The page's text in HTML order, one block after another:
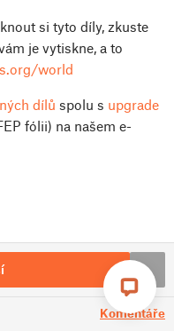
Komentáře
si tyto díly, zkuste
je vytiskne, a to
world
dílů spolu s upgrade
fólii) na našem e-